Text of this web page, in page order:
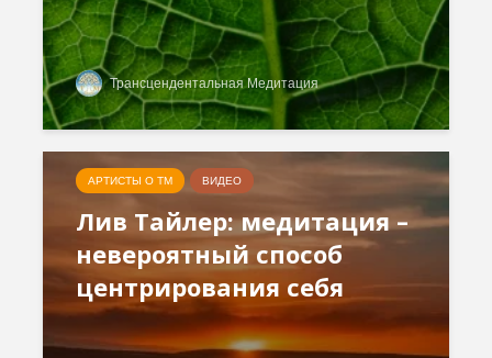
Трансцендентальная Медитация
АРТИСТЫ О ТМ ВИДЕО
Лив Тайлер: медитация –
невероятный способ
центрирования себя